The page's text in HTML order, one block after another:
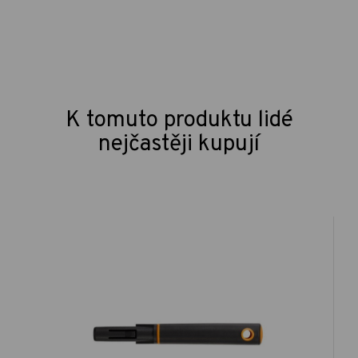
K tomuto produktu lidé
nejčastěji kupují